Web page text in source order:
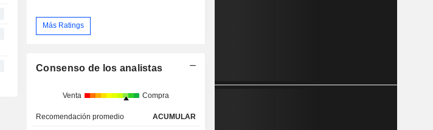
Más Ratings
Consenso de los analistas
Venta Compra
Recomendación promedio ACUMULAR